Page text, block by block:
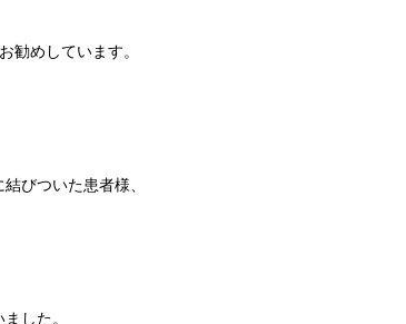
勧めしています。
びついた患者様、
した。